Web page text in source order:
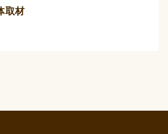
取材